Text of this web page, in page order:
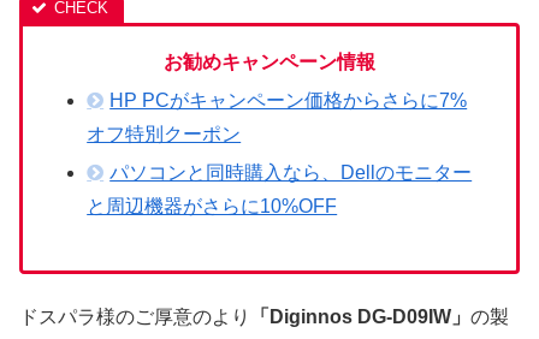
お勧めキャンペーン情報
HP PCがキャンペーン価格からさらに7%
オフ特別クーポン
パソコンと同時購入なら、Dellのモニター
と周辺機器がさらに10%OFF
ドスパラ様のご厚意のより 「Diginnos DG-D09IW」 の製